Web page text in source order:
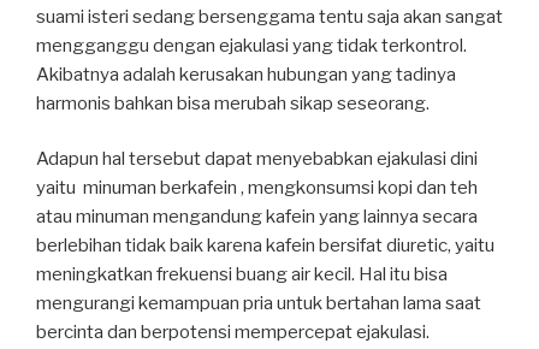
suami isteri sedang bersenggama tentu saja akan sangat
mengganggu dengan ejakulasi yang tidak terkontrol.
Akibatnya adalah kerusakan hubungan yang tadinya
harmonis bahkan bisa merubah sikap seseorang.
Adapun hal tersebut dapat menyebabkan ejakulasi dini
yaitu minuman berkafein , mengkonsumsi kopi dan teh
atau minuman mengandung kafein yang lainnya secara
berlebihan tidak baik karena kafein bersifat diuretic, yaitu
meningkatkan frekuensi buang air kecil. Hal itu bisa
mengurangi kemampuan pria untuk bertahan lama saat
bercinta dan berpotensi mempercepat ejakulasi.